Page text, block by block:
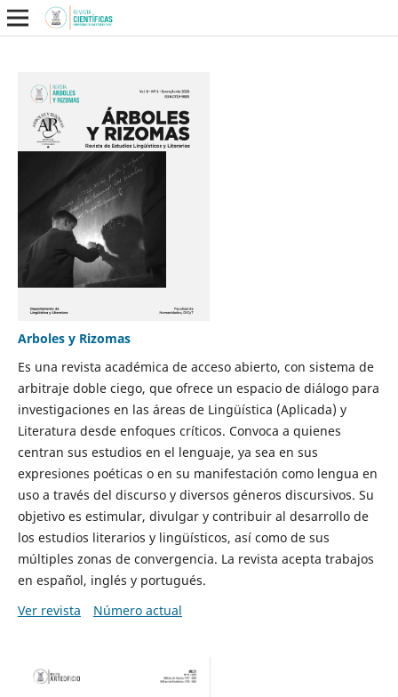
Arboles y Rizomas
Es una revista académica de acceso abierto, con sistema de
arbitraje doble ciego, que ofrece un espacio de diálogo para
investigaciones en las áreas de Lingüística (Aplicada) y
Literatura desde enfoques críticos. Convoca a quienes
centran sus estudios en el lenguaje, ya sea en sus
expresiones poéticas o en su manifestación como lengua en
uso a través del discurso y diversos géneros discursivos. Su
objetivo es estimular, divulgar y contribuir al desarrollo de
los estudios literarios y lingüísticos, así como de sus
múltiples zonas de convergencia. La revista acepta trabajos
en español, inglés y portugués.
Ver revista
Número actual